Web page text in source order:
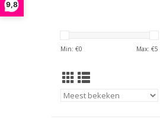
9,8
Min: €0 Max: €5